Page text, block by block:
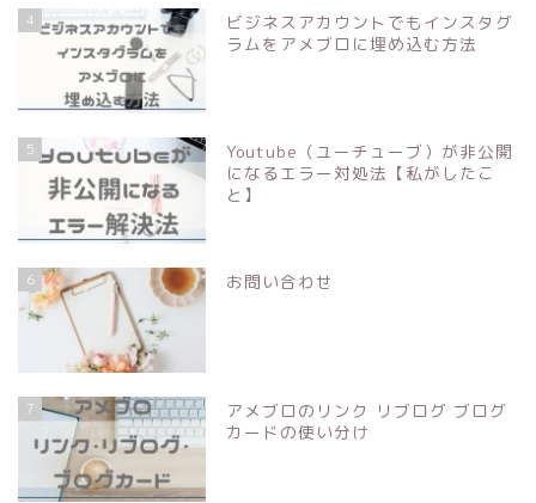
4
ビジネスアカウントでもインスタグ
ラムをアメブロに埋め込む方法
5
Youtube（ユーチューブ）が非公開
になるエラー対処法【私がしたこ
と】
6 お問い合わせ
7
アメブロのリンク リブログ ブログ
カードの使い分け